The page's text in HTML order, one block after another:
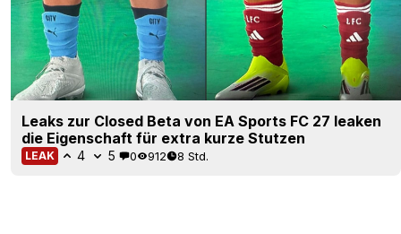
Leaks zur Closed Beta von EA Sports FC 27 leaken
die Eigenschaft für extra kurze Stutzen
LEAK 4 5 0 912 8 Std.